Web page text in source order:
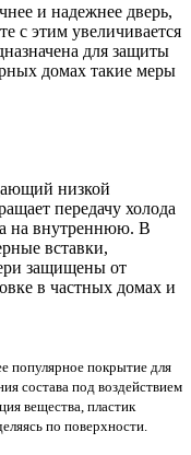
и надежнее дверь,
с этим увеличивается
для защиты
домах такие меры
низкой
передачу холода
на внутреннюю. В
вставки,
защищены от
в частных домах и
популярное покрытие для
состава под воздействием
вещества, пластик
по поверхности.